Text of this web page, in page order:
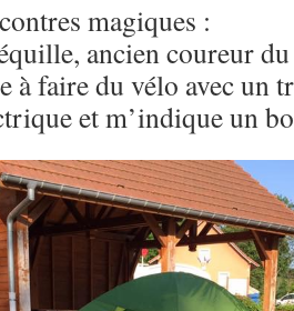
magiques :
ancien coureur
à faire du vélo avec un
et m’indique un